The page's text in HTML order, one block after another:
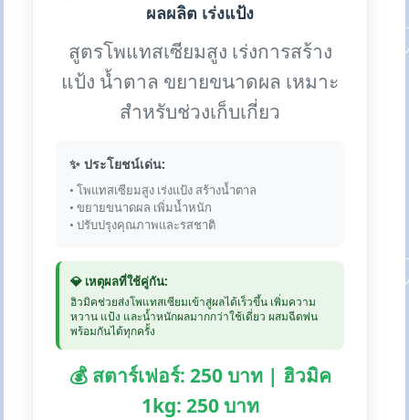
ผลผลิต เร่งแป้ง
สูตรโพแทสเซียมสูง เร่งการสร้าง
แป้ง น้ำตาล ขยายขนาดผล เหมาะ
สำหรับช่วงเก็บเกี่ยว
✨ ประโยชน์เด่น:
• โพแทสเซียมสูง เร่งแป้ง สร้างน้ำตาล
• ขยายขนาดผล เพิ่มน้ำหนัก
• ปรับปรุงคุณภาพและรสชาติ
💎 เหตุผลที่ใช้คู่กัน:
ฮิวมิคช่วยส่งโพแทสเซียมเข้าสู่ผลได้เร็วขึ้น เพิ่มความ
หวาน แป้ง และน้ำหนักผลมากกว่าใช้เดี่ยว ผสมฉีดพ่น
พร้อมกันได้ทุกครั้ง
💰 สตาร์เฟอร์: 250 บาท | ฮิวมิค
1kg: 250 บาท